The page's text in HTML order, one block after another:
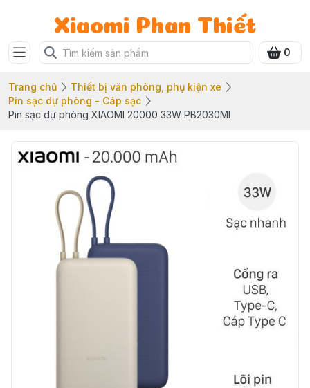
Xiaomi Phan Thiết
0
Trang chủ
Thiết bị văn phòng, phụ kiện xe
Pin sạc dự phòng - Cáp sạc
Pin sạc dự phòng XIAOMI 20000 33W PB2030MI